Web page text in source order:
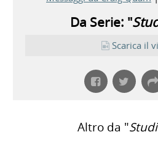
Da Serie: "
Scarica il
Altro da "